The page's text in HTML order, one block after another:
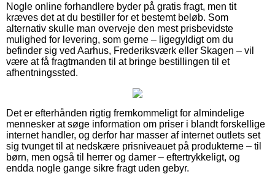
Nogle online forhandlere byder på gratis fragt, men tit
kræves det at du bestiller for et bestemt beløb. Som
alternativ skulle man overveje den mest prisbevidste
mulighed for levering, som gerne – ligegyldigt om du
befinder sig ved Aarhus, Frederiksværk eller Skagen – vil
være at få fragtmanden til at bringe bestillingen til et
afhentningssted.
Det er efterhånden rigtig fremkommeligt for almindelige
mennesker at søge information om priser i blandt forskellige
internet handler, og derfor har masser af internet outlets set
sig tvunget til at nedskære prisniveauet på produkterne – til
børn, men også til herrer og damer – eftertrykkeligt, og
endda nogle gange sikre fragt uden gebyr.